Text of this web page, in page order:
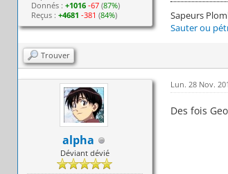
Donnés : +1016 -67(87%)
Reçus : +4681 -381 (84%) Sapeurs
Sauter ou
Trouver
alpha
Déviant dévié
Lun. 28 Nov.
Des fois